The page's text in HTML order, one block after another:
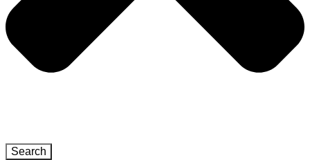
Search